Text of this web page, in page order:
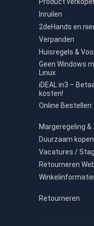
Inruilen
2deHands en
Verpanden
Huisregels &
Geen Windows
Linux
iDEAL in3 –
kosten!
Online
Margeregeling &
Duurzaam
Vacatures /
Retourneren
Winkelinformatie
Retourneren